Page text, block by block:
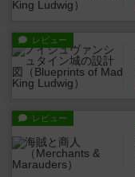
レビュー
レビュー